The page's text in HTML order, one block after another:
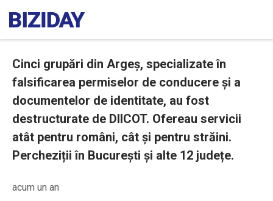
Cinci grupări din Argeș, specializate în
falsificarea permiselor de conducere și a
documentelor de identitate, au fost
destructurate de DIICOT. Ofereau servicii
atât pentru români, cât și pentru străini.
Percheziții în București și alte 12 județe.
acum un an